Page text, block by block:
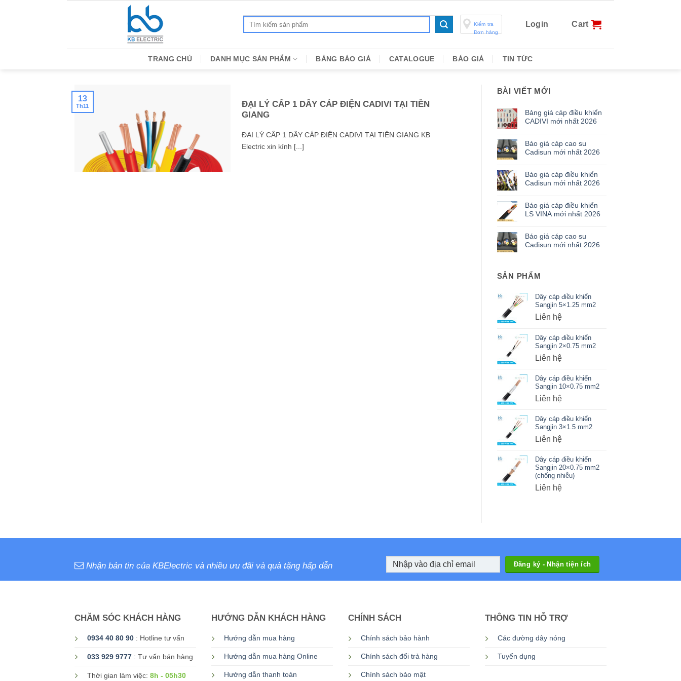
Kiểm tra
Đơn hàng
Login Cart
TRANG CHỦ DANH MỤC SẢN PHẨM BẢNG BÁO GIÁ CATALOGUE BÁO GIÁ TIN TỨC
ĐẠI LÝ CẤP 1 DÂY CÁP ĐIỆN CADIVI TẠI TIỀN
GIANG
ĐẠI LÝ CẤP 1 DÂY CÁP ĐIỆN CADIVI TẠI TIỀN GIANG KB
Electric xin kính [...]
13
Th11
BÀI VIẾT MỚI
Bảng giá cáp điều khiển
CADIVI mới nhất 2026
Báo giá cáp cao su
Cadisun mới nhất 2026
Báo giá cáp điều khiển
Cadisun mới nhất 2026
Báo giá cáp điều khiển
LS VINA mới nhất 2026
Báo giá cáp cao su
Cadisun mới nhất 2026
SẢN PHẨM
Dây cáp điều khiển
Sangjin 5×1.25 mm2
Liên hệ
Dây cáp điều khiển
Sangjin 2×0.75 mm2
Liên hệ
Dây cáp điều khiển
Sangjin 10×0.75 mm2
Liên hệ
Dây cáp điều khiển
Sangjin 3×1.5 mm2
Liên hệ
Dây cáp điều khiển
Sangjin 20×0.75 mm2
(chống nhiễu)
Liên hệ
Nhận bản tin của KBElectric và nhiều ưu đãi và quà tặng hấp dẫn
CHĂM SÓC KHÁCH HÀNG
0934 40 80 90 : Hotline tư vấn
033 929 9777 : Tư vấn bán hàng
Thời gian làm việc: 8h - 05h30
HƯỚNG DẪN KHÁCH HÀNG
Hướng dẫn mua hàng
Hướng dẫn mua hàng Online
Hướng dẫn thanh toán
CHÍNH SÁCH
Chính sách bảo hành
Chính sách đổi trả hàng
Chính sách bảo mật
THÔNG TIN HỖ TRỢ
Các đường dây nóng
Tuyển dụng